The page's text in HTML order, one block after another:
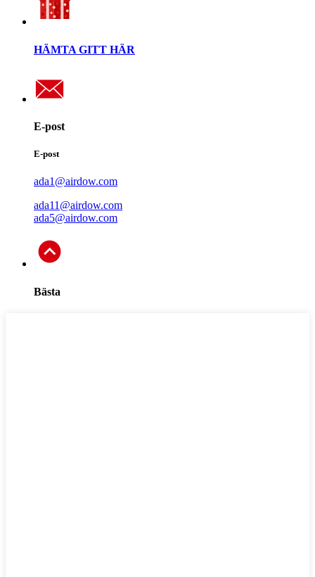
HÄMTA GITT HÄR
E-post
E-post
ada1@airdow.com
ada11@airdow.com
ada5@airdow.com
Bästa